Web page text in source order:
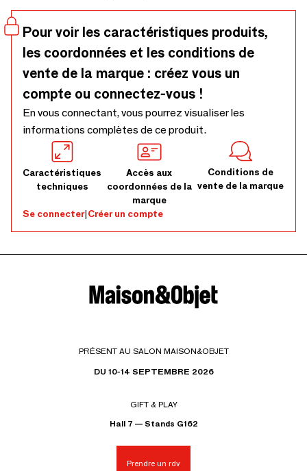
sourire longtemps après l’avoir reçu.
Pour voir les caractéristiques produits,
les coordonnées et les conditions de
vente de la marque : créez vous un
compte ou connectez-vous !
En vous connectant, vous pourrez visualiser les
informations complètes de ce produit.
Caractéristiques
techniques
Accès aux
coordonnées de la
marque
Conditions de
vente de la marque
Se connecter|Créer un compte
PRÉSENT AU SALON MAISON&OBJET
DU 10-14 SEPTEMBRE 2026
GIFT & PLAY
Hall 7 — Stands G162
Prendre un rdv